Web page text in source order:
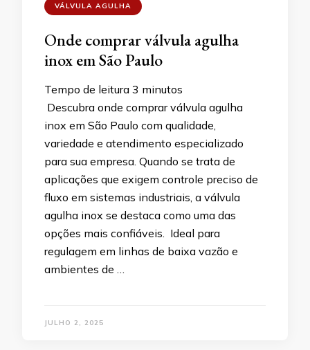
VÁLVULA AGULHA
Onde comprar válvula agulha
inox em São Paulo
Tempo de leitura 3 minutos
Descubra onde comprar válvula agulha
inox em São Paulo com qualidade,
variedade e atendimento especializado
para sua empresa. Quando se trata de
aplicações que exigem controle preciso de
fluxo em sistemas industriais, a válvula
agulha inox se destaca como uma das
opções mais confiáveis. Ideal para
regulagem em linhas de baixa vazão e
ambientes de …
JULHO 2, 2025